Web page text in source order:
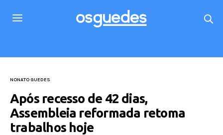
NONATO GUEDES
Após recesso de 42 dias,
Assembleia reformada retoma
trabalhos hoje